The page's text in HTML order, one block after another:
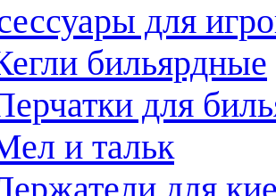
для
бильярдные
для
и тальк